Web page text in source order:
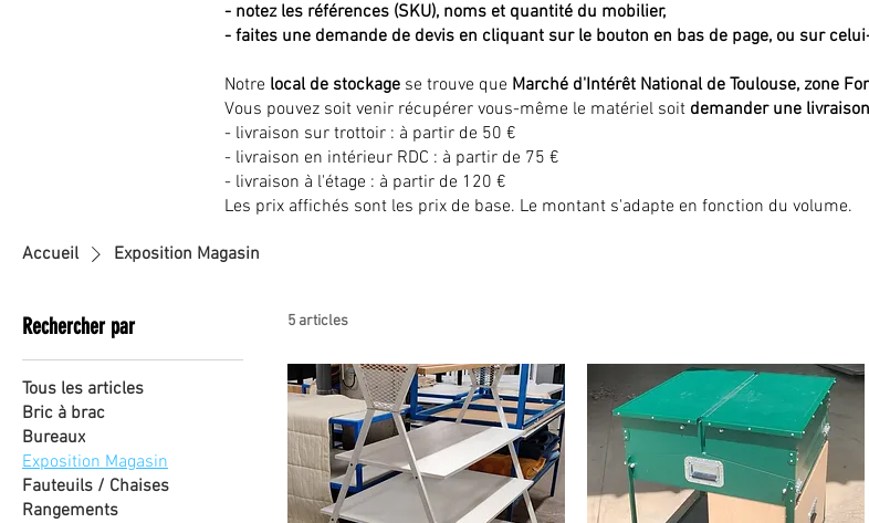
- notez les références (SKU), noms et quantité du mobilier,
- faites une demande de devis en cliquant sur le bouton en bas de page, ou sur
Notre local de stockage se trouve que Marché d'Intérêt National de Toulouse, zone
Vous pouvez soit venir récupérer vous-même le matériel soit demander une livraison
- livraison sur trottoir : à partir de 50 €
- livraison en intérieur RDC : à partir de 75 €
- livraison à l'étage : à partir de 120 €
Les prix affichés sont les prix de base. Le montant s'adapte en fonction du volume.
Accueil Exposition Magasin
Rechercher par
Tous les articles
Bric à brac
Bureaux
Exposition Magasin
Fauteuils / Chaises
Rangements
5 articles